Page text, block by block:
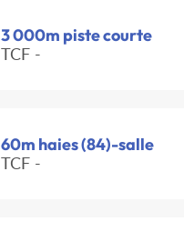
3 000m piste courte
TCF -
60m haies (84)-salle
TCF -